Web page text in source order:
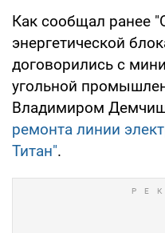
Как сообщал ранее
энергетической
договорились с
угольной
Владимиром
ремонта линии
Титан".